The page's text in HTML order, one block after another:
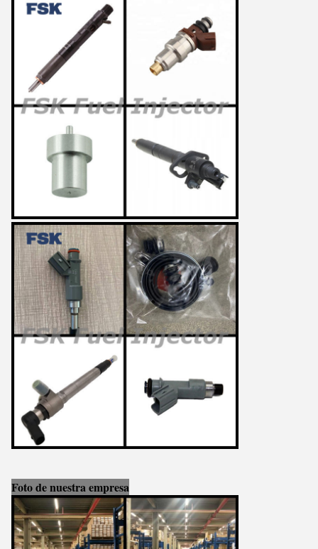
Foto de nuestra empresa